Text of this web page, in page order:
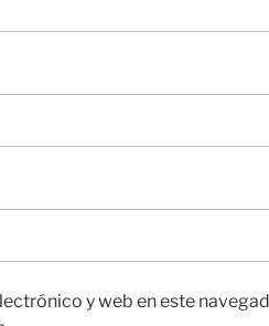
y web en este